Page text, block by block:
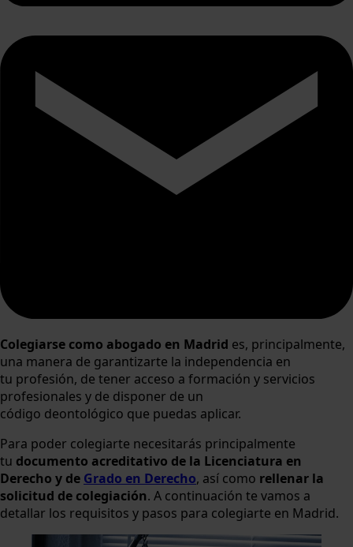
Colegiarse como abogado en Madrid es, principalmente,
una manera de garantizarte la independencia en
tu profesión, de tener acceso a formación y servicios
profesionales y de disponer de un
código deontológico que puedas aplicar.
Para poder colegiarte necesitarás principalmente
tu documento acreditativo de la Licenciatura en
Derecho y de Grado en Derecho, así como rellenar la
solicitud de colegiación. A continuación te vamos a
detallar los requisitos y pasos para colegiarte en Madrid.